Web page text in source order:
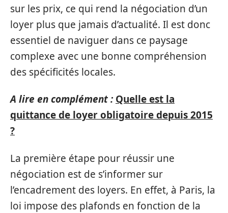
sur les prix, ce qui rend la négociation d’un
loyer plus que jamais d’actualité. Il est donc
essentiel de naviguer dans ce paysage
complexe avec une bonne compréhension
des spécificités locales.
A lire en complément : Quelle est la
quittance de loyer obligatoire depuis 2015
?
La première étape pour réussir une
négociation est de s’informer sur
l’encadrement des loyers. En effet, à Paris, la
loi impose des plafonds en fonction de la